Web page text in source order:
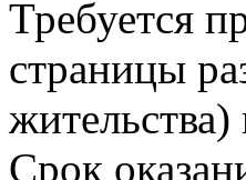
Требуется
страницы
Срок